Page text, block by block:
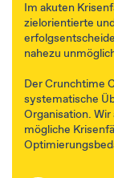
Im akuten
zielorientierte
nahezu
​​Der Crunchtime
systematische
Organisation.
mögliche